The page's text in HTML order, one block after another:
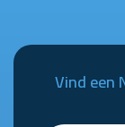
Vind een